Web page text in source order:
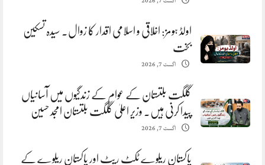
اولڈ ہومز: اخلاقی و اسلامی اقدار کا زوال. سیدہ تسکین
بخت
اگست 7, 2026
گلگت بلتستان کے عوام کے زندگیوں میں آسانیاں
پیدا کرنی ہیں. وزیر اعلیٰ گلگت بلتستان امجد حسین
اگست 7, 2026
پاکستان ریلوے ٹکٹ ریٹ اور پاکستان ریلوے کے